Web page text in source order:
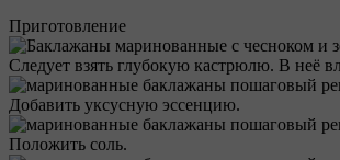
Приготовление
Следует взять глубокую кастрюлю. В неё
Добавить уксусную эссенцию.
Положить соль.